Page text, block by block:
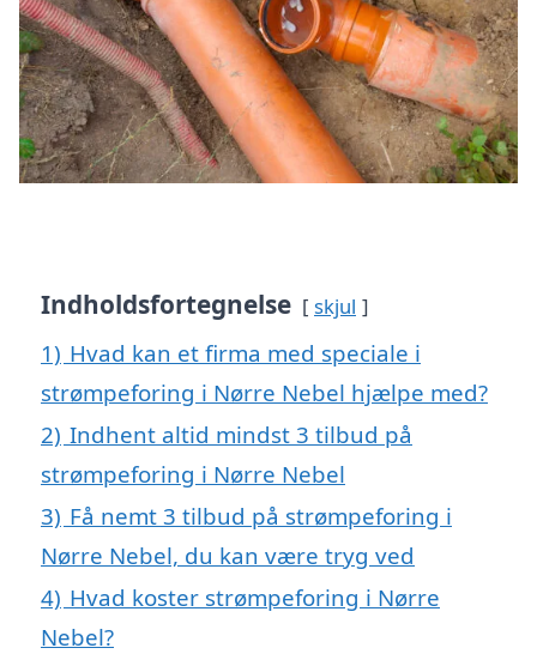
Indholdsfortegnelse skjul
1) Hvad kan et firma med speciale i
strømpeforing i Nørre Nebel hjælpe med?
2) Indhent altid mindst 3 tilbud på
strømpeforing i Nørre Nebel
3) Få nemt 3 tilbud på strømpeforing i
Nørre Nebel, du kan være tryg ved
4) Hvad koster strømpeforing i Nørre
Nebel?